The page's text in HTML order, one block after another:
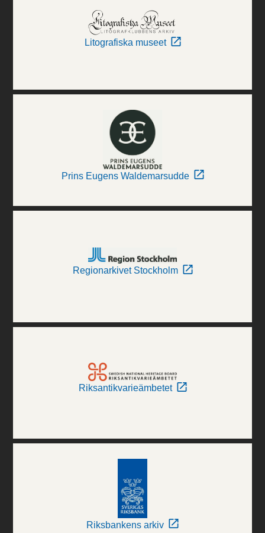
Litografiska museet
Prins Eugens Waldemarsudde
Regionarkivet Stockholm
Riksantikvarieämbetet
Riksbankens arkiv